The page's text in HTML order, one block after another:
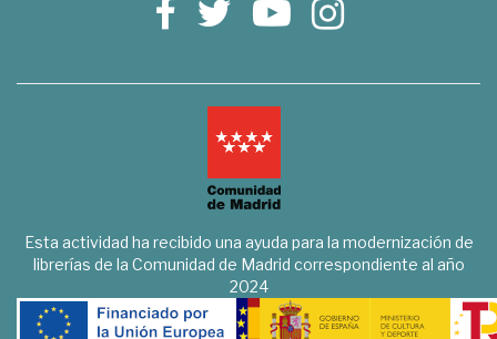
Esta actividad ha recibido una ayuda para la modernización de
librerías de la Comunidad de Madrid correspondiente al año
2024